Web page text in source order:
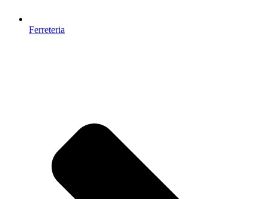
Ferreteria